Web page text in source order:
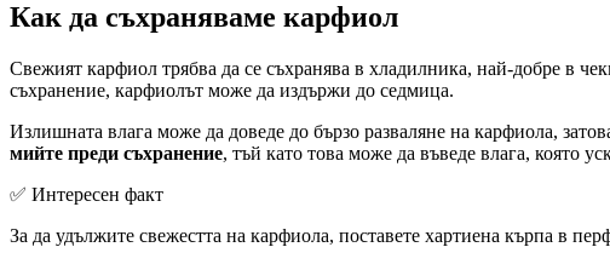
Как да съхраняваме карфиол
Свежият карфиол трябва да се съхранява в хладилника, най-добре в
съхранение, карфиолът може да издържи до седмица.
Излишната влага може да доведе до бързо разваляне на карфиола,
мийте преди съхранение, тъй като това може да въведе влага, която
✅ Интересен факт
За да удължите свежестта на карфиола, поставете хартиена кърпа в